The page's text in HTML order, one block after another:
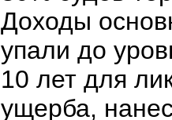
Доходы
упали до
10 лет для
ущерба,